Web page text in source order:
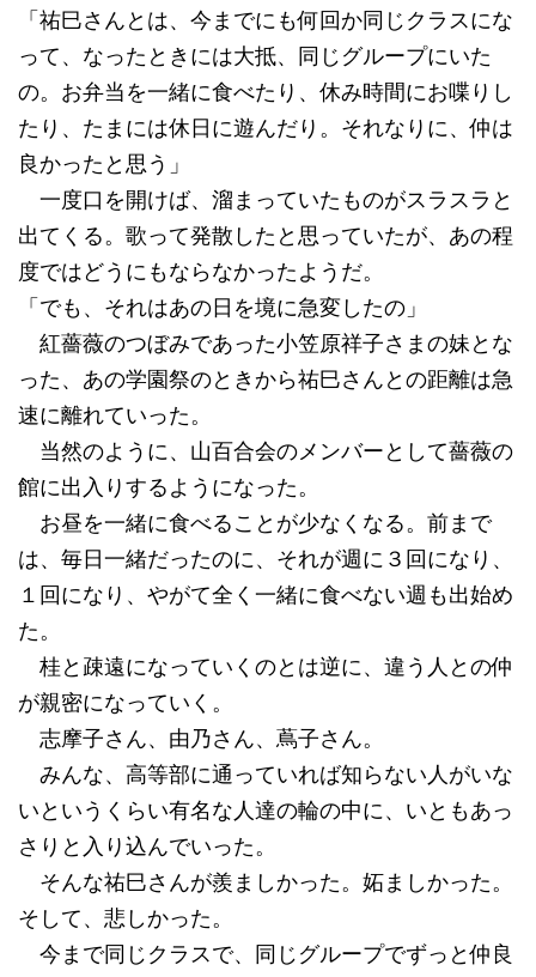
「祐巳さんとは、今までにも何回か同じクラスにな
って、なったときには大抵、同じグループにいた
の。お弁当を一緒に食べたり、休み時間にお喋りし
たり、たまには休日に遊んだり。それなりに、仲は
良かったと思う」
一度口を開けば、溜まっていたものがスラスラと
出てくる。歌って発散したと思っていたが、あの程
度ではどうにもならなかったようだ。
「でも、それはあの日を境に急変したの」
紅薔薇のつぼみであった小笠原祥子さまの妹とな
った、あの学園祭のときから祐巳さんとの距離は急
速に離れていった。
当然のように、山百合会のメンバーとして薔薇の
館に出入りするようになった。
お昼を一緒に食べることが少なくなる。前まで
は、毎日一緒だったのに、それが週に３回になり、
１回になり、やがて全く一緒に食べない週も出始め
た。
桂と疎遠になっていくのとは逆に、違う人との仲
が親密になっていく。
志摩子さん、由乃さん、蔦子さん。
みんな、高等部に通っていれば知らない人がいな
いというくらい有名な人達の輪の中に、いともあっ
さりと入り込んでいった。
そんな祐巳さんが羨ましかった。妬ましかった。
そして、悲しかった。
今まで同じクラスで、同じグループでずっと仲良